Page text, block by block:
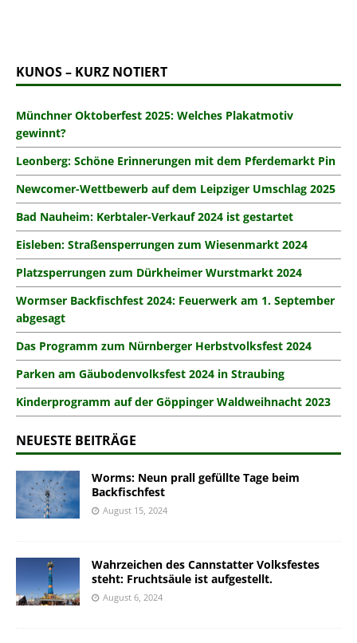
KUNOS – KURZ NOTIERT
Münchner Oktoberfest 2025: Welches Plakatmotiv
gewinnt?
Leonberg: Schöne Erinnerungen mit dem Pferdemarkt Pin
Newcomer-Wettbewerb auf dem Leipziger Umschlag 2025
Bad Nauheim: Kerbtaler-Verkauf 2024 ist gestartet
Eisleben: Straßensperrungen zum Wiesenmarkt 2024
Platzsperrungen zum Dürkheimer Wurstmarkt 2024
Wormser Backfischfest 2024: Feuerwerk am 1. September
abgesagt
Das Programm zum Nürnberger Herbstvolksfest 2024
Parken am Gäubodenvolksfest 2024 in Straubing
Kinderprogramm auf der Göppinger Waldweihnacht 2023
NEUESTE BEITRÄGE
Worms: Neun prall gefüllte Tage beim
Backfischfest
August 15, 2024
Wahrzeichen des Cannstatter Volksfestes
steht: Fruchtsäule ist aufgestellt.
August 6, 2024